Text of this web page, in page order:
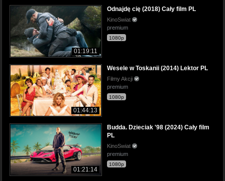
01:19:11
Odnajdę cię (2018) Cały film PL
KinoSwiat
premium
1080p
01:44:13
Wesele w Toskanii (2014) Lektor PL
Filmy Akcji
premium
1080p
01:21:14
Budda. Dzieciak '98 (2024) Cały film
PL
KinoSwiat
premium
1080p